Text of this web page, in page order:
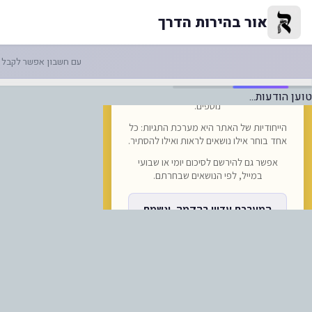
|-רכישת שלושים אלף טונות
אור בהירות הדרך
עם חשבון אפשר לקבל
טוען הודעות...